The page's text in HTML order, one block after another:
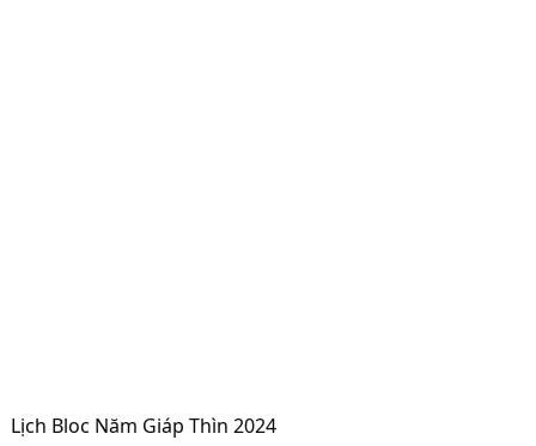
Lịch Bloc Năm Giáp Thìn 2024